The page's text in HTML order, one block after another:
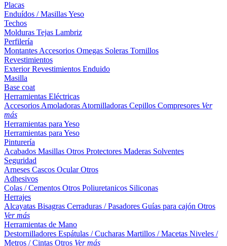
Placas
Enduídos / MasillasYeso
Techos
Molduras Tejas Lambriz
Perfilería
Montantes Accesorios Omegas Soleras Tornillos
Revestimientos
ExteriorRevestimientos Enduido
Masilla
Base coat
Herramientas Eléctricas
Accesorios Amoladoras Atornilladoras Cepillos Compresores Ver
más
Herramientas para Yeso
Herramientas para Yeso
Pinturería
Acabados Masillas Otros Protectores Maderas Solventes
Seguridad
Arneses Cascos OcularOtros
Adhesivos
Colas / Cementos Otros Poliuretanicos Siliconas
Herrajes
Alcayatas Bisagras Cerraduras / Pasadores Guías para cajón Otros
Ver más
Herramientas de Mano
Destornilladores Espátulas / Cucharas Martillos / Macetas Niveles /
Metros / Cintas Otros Ver más